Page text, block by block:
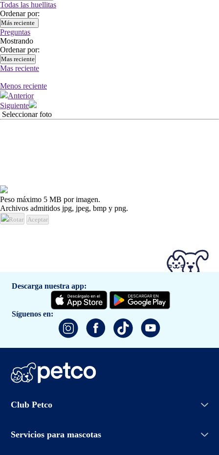
Todas las huellitas
Ordenar por:
Más reciente
Preguntas
Mostrando
Ordenar por:
Mas reciente
Mas reciente
Menos reciente
Anterior
Siguiente
Seleccionar foto
Peso máximo 5 MB por imagen.
Archivos admitidos jpg, jpeg, bmp y png.
Rotar Aceptar
Descarga nuestra app:
Síguenos en:
Club Petco
Iniciar sesión
Promociones
Servicios para mascotas
Grooming Salon